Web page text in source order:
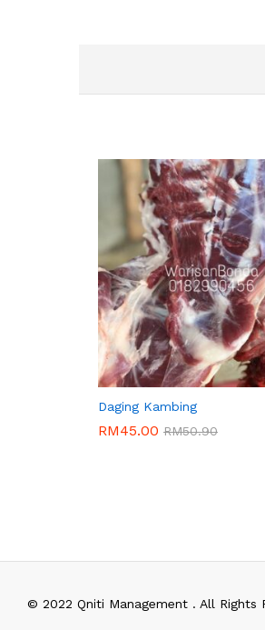
Daging Kambing
RM45.00 RM50.90
DAGING KAMBING TEMPATAN
© 2022 Qniti Management . All Rights